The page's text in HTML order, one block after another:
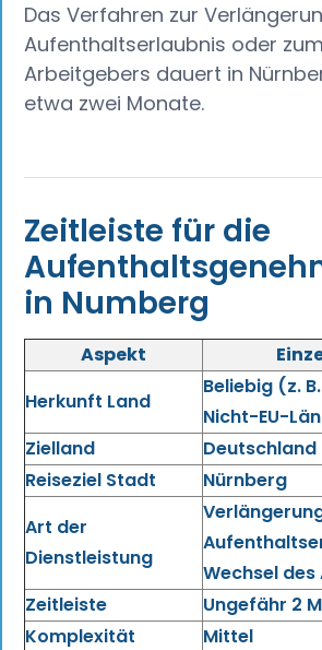
Das Verfahren zur
Aufenthaltserlaubnis oder
Arbeitgebers dauert in
etwa zwei Monate.
Zeitleiste für die
in Numberg
Aspekt
Herkunft Land
Beliebig (z.
Nicht-EU-
Zielland
Deutschland
Reiseziel Stadt
Nürnberg
Art der
Dienstleistung
Wechsel
Zeitleiste
Ungefähr 2
Komplexität
Mittel